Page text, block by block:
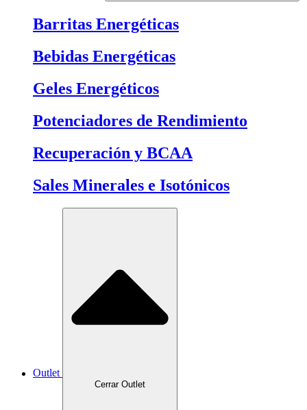
Barritas Energéticas
Bebidas Energéticas
Geles Energéticos
Potenciadores de Rendimiento
Recuperación y BCAA
Sales Minerales e Isotónicos
Outlet
Cerrar Outlet